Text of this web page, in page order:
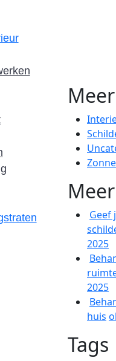
Geef
2025
2025
huis
Tags